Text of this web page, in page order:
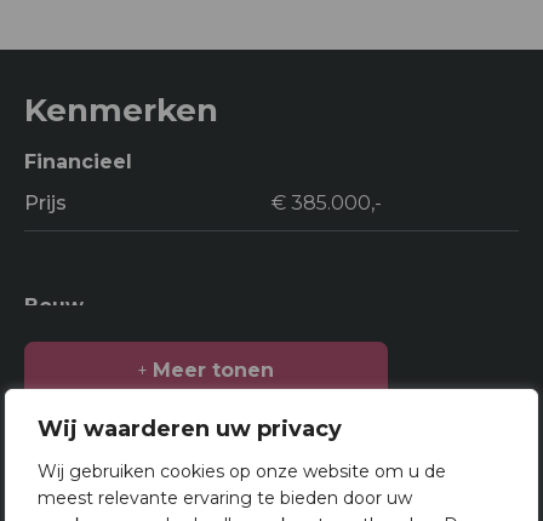
Wij waarderen uw privacy
Wij gebruiken cookies op onze website om u de
meest relevante ervaring te bieden door uw
Kenmerken
Financieel
Prijs
€ 385.000,-
Bouw
Soort bouw
Woonhuis
Oppervlakten en inhoud
Meer tonen